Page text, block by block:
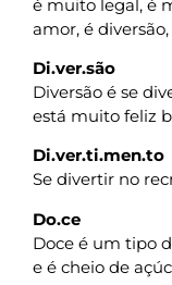
é muito legal, é
amor, é
Di.ver.são
Diversão é se
está muito feliz
Di.ver.ti.men.to
Se divertir no
Do.ce
Doce é um tipo
e é cheio de